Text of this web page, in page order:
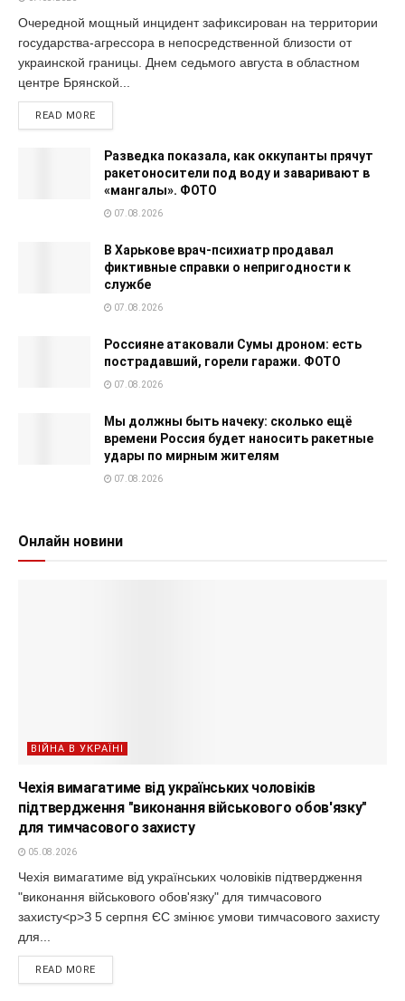
Очередной мощный инцидент зафиксирован на территории
государства-агрессора в непосредственной близости от
украинской границы. Днем седьмого августа в областном
центре Брянской...
READ MORE
Разведка показала, как оккупанты прячут
ракетоносители под воду и заваривают в
«мангалы». ФОТО
07.08.2026
В Харькове врач-психиатр продавал
фиктивные справки о непригодности к
службе
07.08.2026
Россияне атаковали Сумы дроном: есть
пострадавший, горели гаражи. ФОТО
07.08.2026
Мы должны быть начеку: сколько ещё
времени Россия будет наносить ракетные
удары по мирным жителям
07.08.2026
Онлайн новини
ВІЙНА В УКРАЇНІ
Чехія вимагатиме від українських чоловіків
підтвердження "виконання військового обов'язку"
для тимчасового захисту
05.08.2026
Чехія вимагатиме від українських чоловіків підтвердження
"виконання військового обов'язку" для тимчасового
захисту<p>З 5 серпня ЄС змінює умови тимчасового захисту
для...
READ MORE